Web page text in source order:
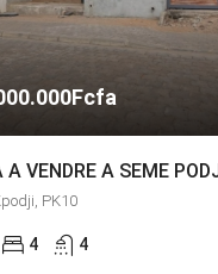
A VENDRE A SEME
PK10
4 4